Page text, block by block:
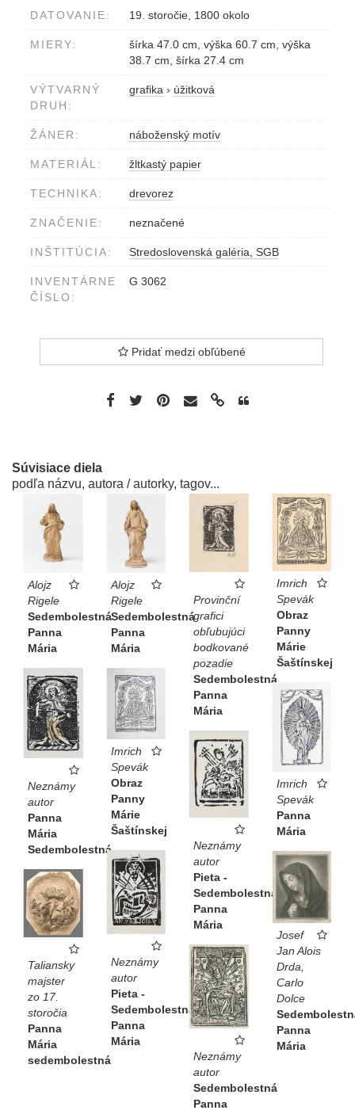
DATOVANIE: 19. storočie, 1800 okolo
MIERY:
šírka 47.0 cm, výška 60.7 cm, výška
38.7 cm, šírka 27.4 cm
VÝTVARNÝ
DRUH:
grafika › úžitková
ŽÁNER: náboženský motív
MATERIÁL: žltkastý papier
TECHNIKA: drevorez
ZNAČENIE: neznačené
INŠTITÚCIA: Stredoslovenská galéria, SGB
INVENTÁRNE
ČÍSLO:
G 3062
Pridať medzi obľúbené
Súvisiace diela
podľa názvu, autora / autorky, tagov...
Alojz
Rigele
Sedembolestná
Panna
Mária
Alojz
Rigele
Sedembolestná
Panna
Mária
Provinční
grafici
obľubujúci
bodkované
pozadie
Sedembolestná
Panna
Mária
Imrich
Spevák
Obraz
Panny
Márie
Šaštínskej
Neznámy
autor
Panna
Mária
Sedembolestná
Imrich
Spevák
Obraz
Panny
Márie
Šaštínskej
Imrich
Spevák
Panna
Mária
Neznámy
autor
Pieta -
Sedembolestná
Panna
Mária
Neznámy
autor
Pieta -
Sedembolestná
Panna
Mária
Josef
Jan Alois
Drda,
Carlo
Dolce
Panna
Mária
Taliansky
majster
zo 17.
storočia
Panna
Mária
sedembolestná
Neznámy
autor
Sedembolestná
Panna